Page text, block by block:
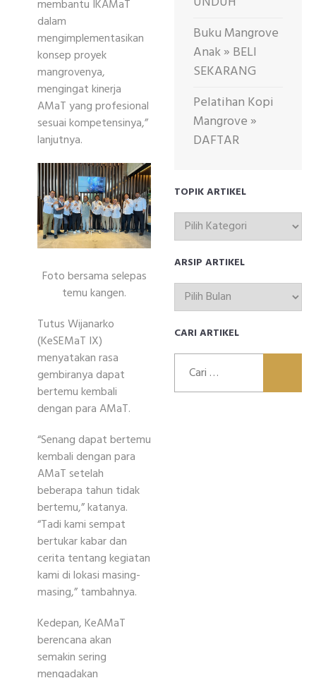
membantu IKAMaT
dalam
mengimplementasikan
konsep proyek
mangrovenya,
mengingat kinerja
AMaT yang profesional
sesuai kompetensinya,”
lanjutnya.
Foto bersama selepas
temu kangen.
Tutus Wijanarko
(KeSEMaT IX)
menyatakan rasa
gembiranya dapat
bertemu kembali
dengan para AMaT.
“Senang dapat bertemu
kembali dengan para
AMaT setelah
beberapa tahun tidak
bertemu,” katanya.
“Tadi kami sempat
bertukar kabar dan
cerita tentang kegiatan
kami di lokasi masing-
masing,” tambahnya.
Kedepan, KeAMaT
berencana akan
semakin sering
Buku Mangrove
Anak » BELI
SEKARANG
Pelatihan Kopi
Mangrove »
DAFTAR
TOPIK ARTIKEL
TOPIK
ARTIKEL
ARSIP ARTIKEL
ARSIP
ARTIKEL
CARI ARTIKEL
untuk: